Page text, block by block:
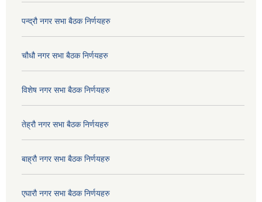
पन्द्रौ नगर सभा बैठक निर्णयहरु
चौधौ नगर सभा बैठक निर्णयहरु
विशेष नगर सभा बैठक निर्णयहरु
तेह्रौ नगर सभा बैठक निर्णयहरु
बाह्रौ नगर सभा बैठक निर्णयहरु
एघारौ नगर सभा बैठक निर्णयहरु